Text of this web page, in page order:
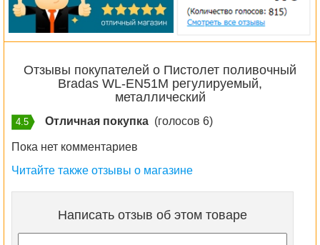
Отзывы покупателей о Пистолет поливочный
Bradas WL-EN51M регулируемый,
металлический
4.5 Отличная покупка (голосов 6)
Пока нет комментариев
Читайте также отзывы о магазине
Написать отзыв об этом товаре